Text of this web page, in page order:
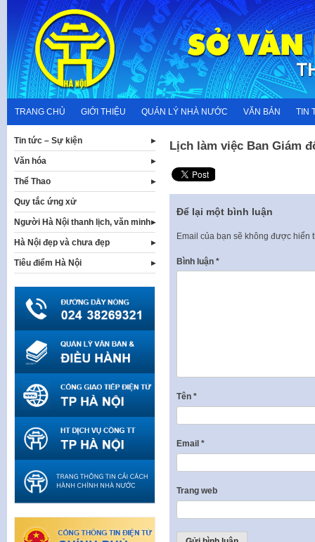
content
TRANG CHỦ GIỚI THIỆU QUẢN LÝ NHÀ NƯỚC VĂN BẢN TIN
Lịch làm việc Ban Giám
Để lại một bình luận
Email của bạn sẽ không được hiển
Bình luận *
Tên *
Email *
Trang web
Tin tức – Sự kiện
Văn hóa
Thể Thao
Quy tắc ứng xử
Người Hà Nội thanh lịch, văn minh
Hà Nội đẹp và chưa đẹp
Tiêu điểm Hà Nội